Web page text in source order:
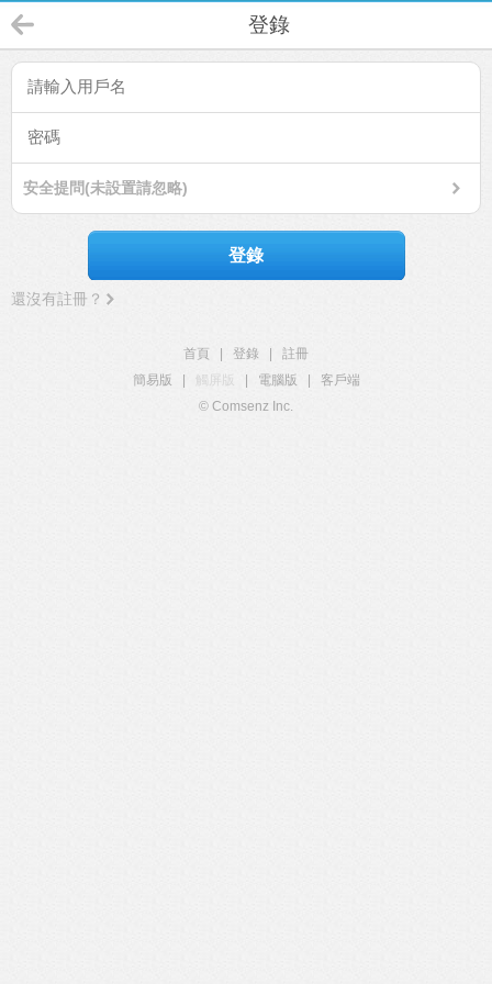
登錄
安全提問(未設置請忽略)
登錄
還沒有註冊？
首頁 登錄
註冊
簡易版
觸屏版 電腦版
客戶端
© Comsenz Inc.